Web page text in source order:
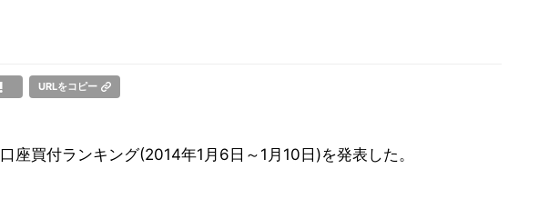
URLをコピー
口座買付ランキング(2014年1月6日～1月10日)を発表した。